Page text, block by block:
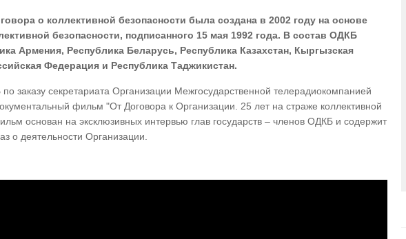
о коллективной безопасности была создана в 2002 году на основе
безопасности, подписанного 15 мая 1992 года. В состав ОДКБ
Армения, Республика Беларусь, Республика Казахстан, Кыргызская
Федерация и Республика Таджикистан.
заказу секретариата Организации Межгосударственной телерадиокомпанией
фильм "От Договора к Организации. 25 лет на страже коллективной
основан на эксклюзивных интервью глав государств – членов ОДКБ и содержит
о деятельности Организации.